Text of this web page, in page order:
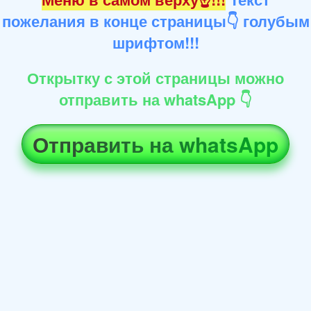
пожелания в конце страницы👇 голубым
шрифтом!!!
Открытку с этой страницы можно
отправить на whatsApp 👇
Отправить на whatsApp